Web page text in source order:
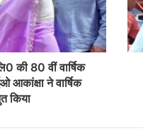
की 80 वीं वार्षिक
आकांक्षा ने वार्षिक
किया